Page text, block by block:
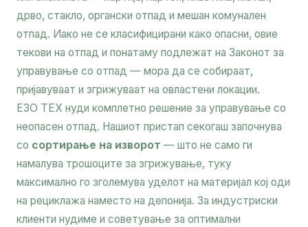
дрво, стакло, органски отпад и мешан комунален
отпад. Иако не се класифицирани како опасни, овие
текови на отпад и понатаму подлежат на Законот за
управување со отпад — мора да се собираат,
пријавуваат и згрижуваат на овластени локации.
ЕЗО ТЕХ нуди комплетно решение за управување со
неопасен отпад. Нашиот пристап секогаш започнува
со сортирање на изворот — што не само ги
намалува трошоците за згрижување, туку
максимално го зголемува уделот на материјал кој оди
на рециклажа наместо на депонија. За индустриски
клиенти нудиме и советување за оптимални